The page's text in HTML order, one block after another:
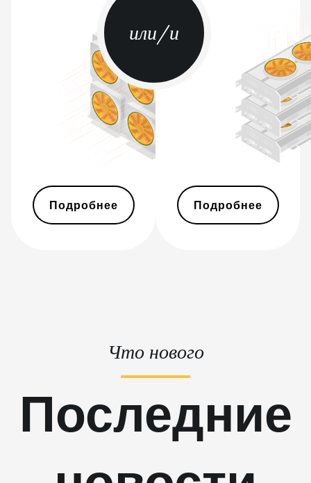
BITMAIN AntMiner Z15j
BITMAIN Antminer S19 Hyd. (152Th)
BITMAIN Antminer S19 Hydro (158Th)
BITMAIN Antminer S19 XP Hyd (255Th)
BITMAIN Antminer S19j (100TH)
BITMAIN Antminer S19j (90Th)
BITMAIN Antminer S19j XP (151TH)
BITMAIN Antminer S19k Pro (120Th)
BITMAIN Antminer S23e Hyd 2U (865Th/s)
BITMAIN Antminer T19 Hydro (145Th)
BITMAIN Antminer T19 Hydro (158Th)
BITMAIN Antminer T21 (190TH)
или/и
Подробнее Подробнее
Что нового
Последние